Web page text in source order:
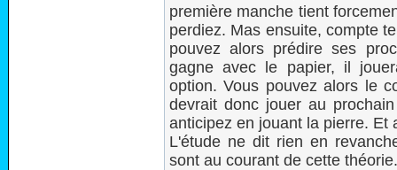
première manche tient
perdiez. Mas ensuite, compte
pouvez alors prédire ses
gagne avec le papier, il
option. Vous pouvez alors le
devrait donc jouer au
anticipez en jouant la pierre. Et
L'étude ne dit rien en
sont au courant de cette